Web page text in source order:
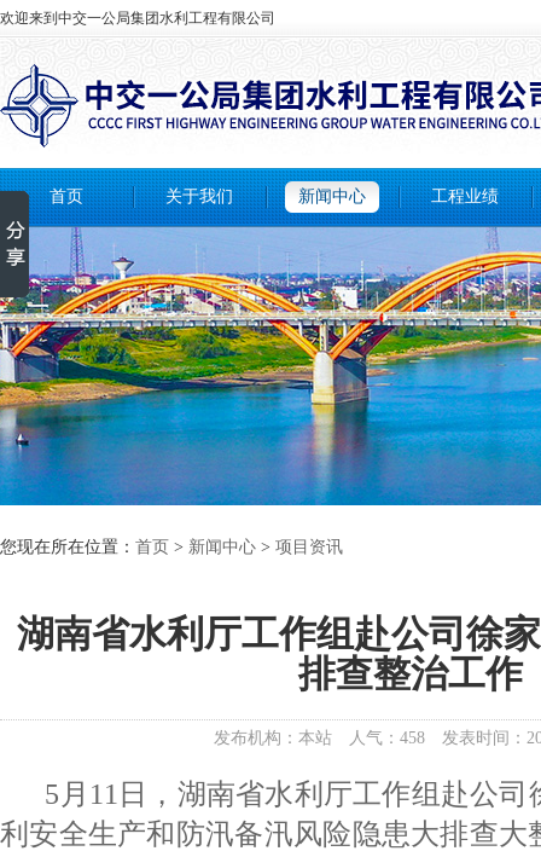
欢迎来到中交一公局集团水利工程有限公司
首页 关于我们 新闻中心 工程业绩
您现在所在位置： 首页 > 新闻中心 > 项目资讯
湖南省水利厅工作组赴公司徐
排查整治工作
发布机构：本站 人气：458 发表时间：
5月11日，湖南省水利厅工作组赴公司
利安全生产和防汛备汛风险隐患大排查大